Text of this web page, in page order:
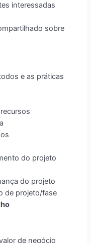
interessadas
sobre
e as práticas
do projeto
do projeto
de projeto/fase
de negócio